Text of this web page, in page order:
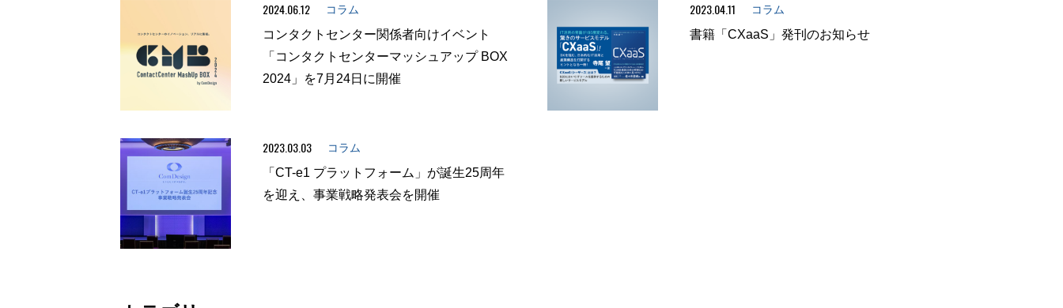
2024.06.12 コラム
コンタクトセンター関係者向けイベント
「コンタクトセンターマッシュアップ BOX
2024」を7月24日に開催
2023.04.11 コラム
書籍「CXaaS」発刊のお知らせ
2023.03.03 コラム
「CT-e1 プラットフォーム」が誕生25周年
を迎え、事業戦略発表会を開催